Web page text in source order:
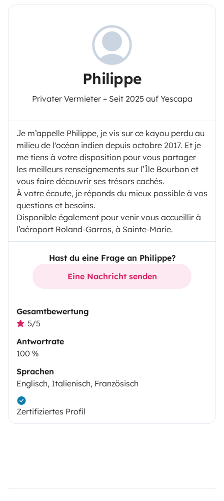
Philippe
Privater Vermieter – Seit 2025 auf Yescapa
Je m’appelle Philippe, je vis sur ce kayou perdu au
milieu de l'océan indien depuis octobre 2017. Et je
me tiens à votre disposition pour vous partager
les meilleurs renseignements sur l’Île Bourbon et
vous faire découvrir ses trésors cachés.
À votre écoute, je réponds du mieux possible à vos
questions et besoins.
Disponible également pour venir vous accueillir à
l’aéroport Roland-Garros, à Sainte-Marie.
Hast du eine Frage an Philippe?
Eine Nachricht senden
Gesamtbewertung
5/5
Antwortrate
100 %
Sprachen
Englisch, Italienisch, Französisch
Zertifiziertes Profil